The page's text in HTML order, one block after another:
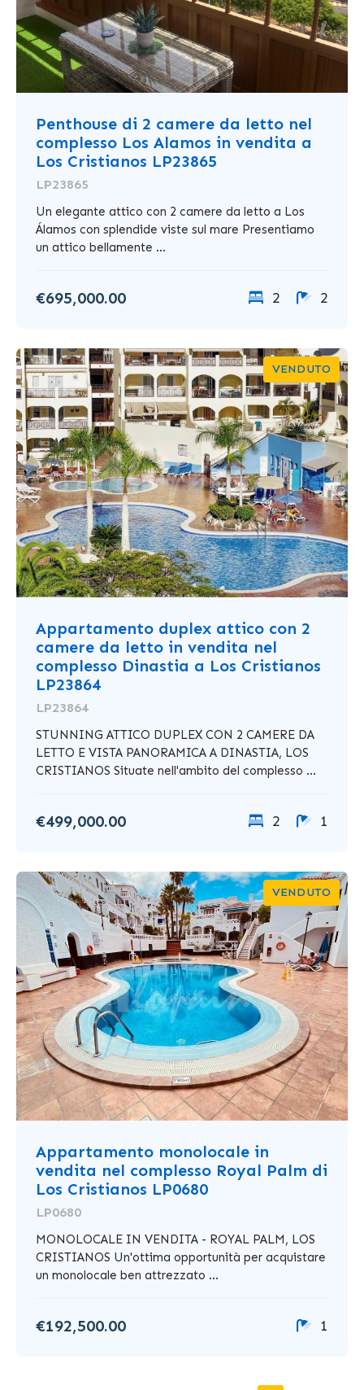
Penthouse di 2 camere da letto nel
complesso Los Alamos in vendita a
Los Cristianos LP23865
LP23865
Un elegante attico con 2 camere da letto a Los
Álamos con splendide viste sul mare Presentiamo
un attico bellamente ...
€695,000.00 2 2
VENDUTO
Appartamento duplex attico con 2
camere da letto in vendita nel
complesso Dinastia a Los Cristianos
LP23864
LP23864
STUNNING ATTICO DUPLEX CON 2 CAMERE DA
LETTO E VISTA PANORAMICA A DINASTIA, LOS
CRISTIANOS Situate nell'ambito del complesso ...
€499,000.00 2 1
VENDUTO
Appartamento monolocale in
vendita nel complesso Royal Palm di
Los Cristianos LP0680
LP0680
MONOLOCALE IN VENDITA - ROYAL PALM, LOS
CRISTIANOS Un'ottima opportunità per acquistare
un monolocale ben attrezzato ...
€192,500.00 1